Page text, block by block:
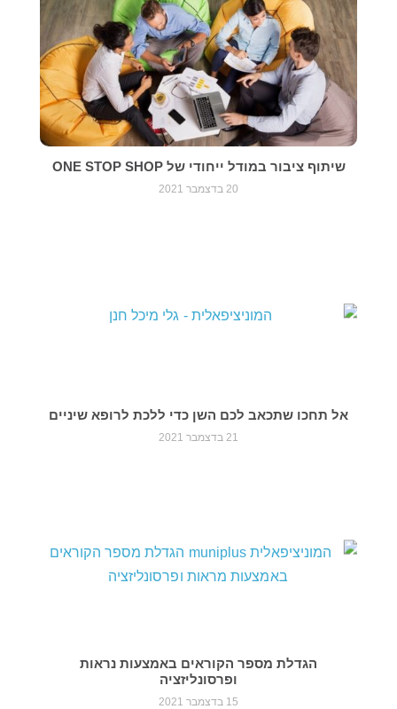
שיתוף ציבור במודל ייחודי של ONE STOP SHOP
20 בדצמבר 2021
אל תחכו שתכאב לכם השן כדי ללכת לרופא שיניים
21 בדצמבר 2021
הגדלת מספר הקוראים באמצעות נראות
ופרסונליזציה
15 בדצמבר 2021